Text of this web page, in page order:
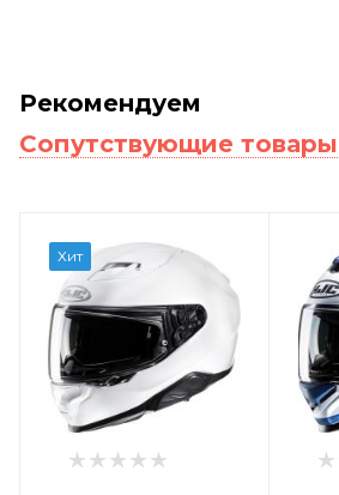
Рекомендуем
Сопутствующие товары
Хит